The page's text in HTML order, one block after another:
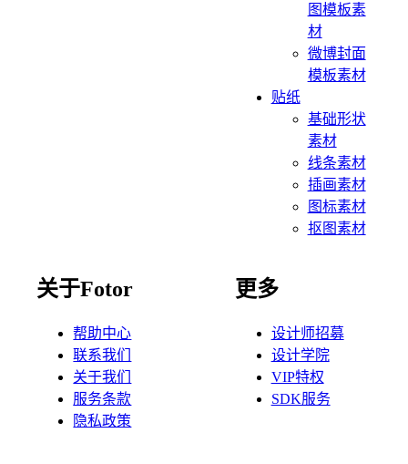
图模板素
材
微博封面
模板素材
贴纸
基础形状
素材
线条素材
插画素材
图标素材
抠图素材
关于Fotor
帮助中心
联系我们
关于我们
服务条款
隐私政策
更多
设计师招募
设计学院
VIP特权
SDK服务